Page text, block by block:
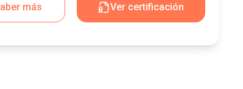
más
Ver certificación